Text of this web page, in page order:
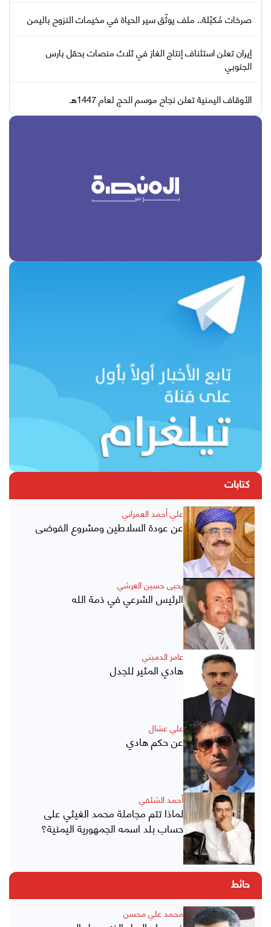
صرخات مُكبّلة.. ملف يوثّق سير الحياة في مخيمات النزوح باليمن
إيران تعلن استئناف إنتاج الغاز في ثلاث منصات بحقل بارس
الجنوبي
الأوقاف اليمنية تعلن نجاح موسم الحج لعام 1447هـ
كتابات
علي أحمد العمراني
عن عودة السلاطين ومشروع الفوضى
يحيى حسين العرشي
الرئيس الشرعي في ذمة الله
عامر الدميني
هادي المثير للجدل
علي عشال
عن حكم هادي
أحمد الشلفي
لماذا تتم مجاملة محمد الغيثي على
حساب بلد اسمه الجمهورية اليمنية؟
حائط
محمد علي محسن